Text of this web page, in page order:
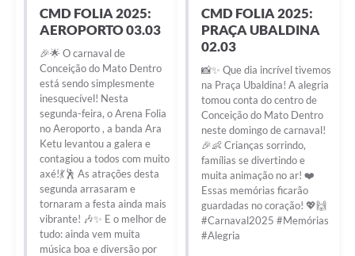
CMD FOLIA 2025:
AEROPORTO 03.03
🎉🌟 O carnaval de
Conceição do Mato Dentro
está sendo simplesmente
inesquecível! Nesta
segunda-feira, o Arena Folia
no Aeroporto , a banda Ara
Ketu levantou a galera e
contagiou a todos com muito
axé!💃🕺 As atrações desta
segunda arrasaram e
tornaram a festa ainda mais
vibrante! 🎶✨ E o melhor de
tudo: ainda vem muita
música boa e diversão por
CMD FOLIA 2025:
PRAÇA UBALDINA
02.03
📸✨ Que dia incrível tivemos
na Praça Ubaldina! A alegria
tomou conta do centro de
Conceição do Mato Dentro
neste domingo de carnaval!
🎉👶 Crianças sorrindo,
famílias se divertindo e
muita animação no ar! ❤️
Essas memórias ficarão
guardadas no coração! 💖🙌
#Carnaval2025 #Memórias
#Alegria